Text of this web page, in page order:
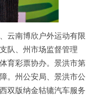
云南博欣户外运动有限
队、州市场监督管理
育彩票协办。景洪市第
。州公安局、景洪市公
双版纳金轱辘汽车服务